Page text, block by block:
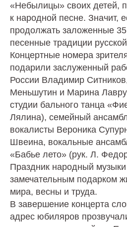
«Небылицы» своих детей,
к народной песне. Значит,
продолжать заложенные
песенные традиции
Концертные номера
подарили заслуженный
России Владимир
Меньшутин и Марина
студии бального танца
Лялина), семейный
вокалисты Вероника
Швеина, вокальные
«Бабье лето» (рук. Л.
Праздник народный музыки
замечательным подарком
мира, весны и труда.
В завершение концерта
адрес юбиляров